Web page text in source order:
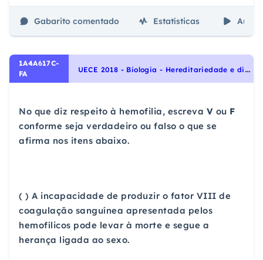
Gabarito comentado Estatísticas Aulas
1A4A617C-
FA
U
ECE 2018 - Biologia - Hereditariedade e diversidade da vida, Herança ligada ao sexo
No que diz respeito à hemofilia, escreva V ou F
conforme seja verdadeiro ou falso o que se
afirma nos itens abaixo.
( ) A incapacidade de produzir o fator VIII de
coagulação sanguínea apresentada pelos
hemofílicos pode levar à morte e segue a
herança ligada ao sexo.